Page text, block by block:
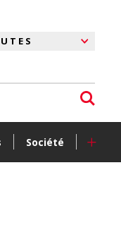
Société +